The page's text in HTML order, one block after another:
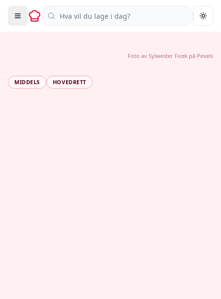
Søk i oppskrifter
MIDDELS HOVEDRETT
Foto av Sylwester Ficek på Pexels